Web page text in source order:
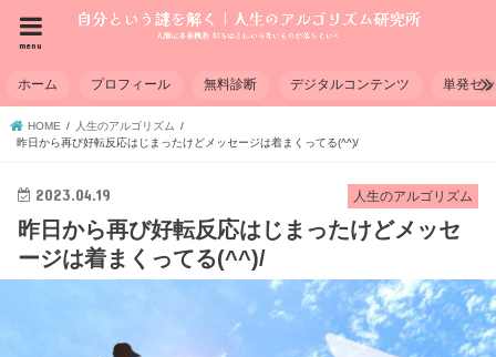
menu
ホーム プロフィール 無料診断 デジタルコンテンツ 単発セ
HOME
人生のアルゴリズム
昨日から再び好転反応はじまったけどメッセージは着まくってる(^^)/
人生のアルゴリズム
2023.04.19
昨日から再び好転反応はじまったけどメッセ
ージは着まくってる(^^)/